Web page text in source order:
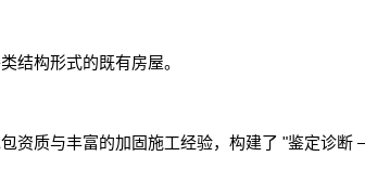
结构形式的既有房屋。
资质与丰富的加固施工经验，构建了 "鉴定诊断